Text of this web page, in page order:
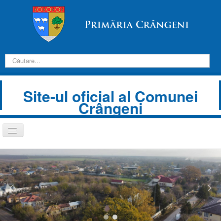
Introduceți
căutarea
dorită:
Site-ul oficial al Comunei
Crângeni
Comută
navigarea
Despre Noi
Informații de interes public
Transparență decizională
Prezentare comună